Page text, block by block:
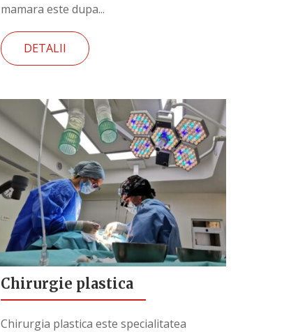
mamara este dupa...
DETALII
Chirurgie plastica
Chirurgia plastica este specialitatea